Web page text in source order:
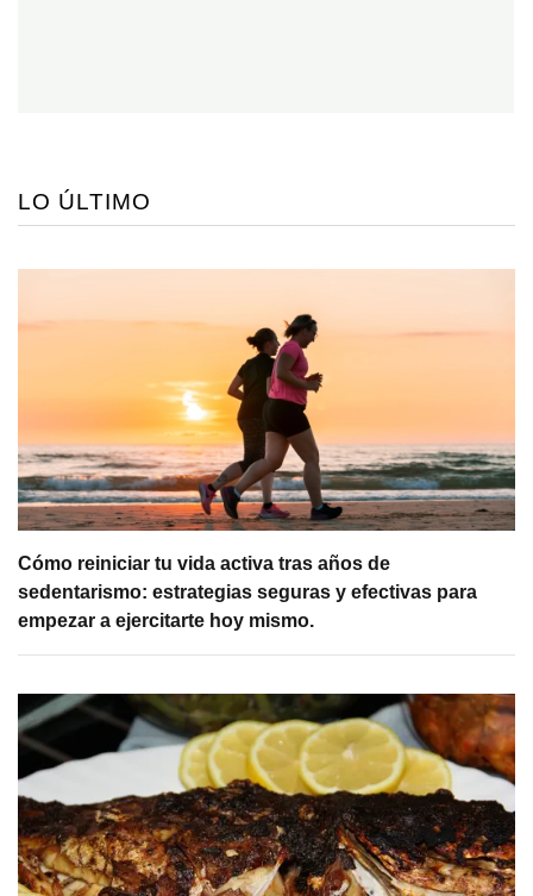
LO ÚLTIMO
Cómo reiniciar tu vida activa tras años de
sedentarismo: estrategias seguras y efectivas para
empezar a ejercitarte hoy mismo.